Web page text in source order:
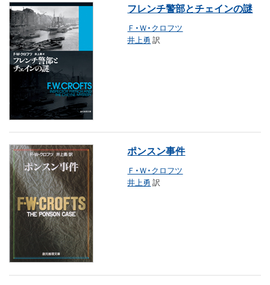
フレンチ警部とチェインの謎
Ｆ・Ｗ・クロフツ
井上勇 訳
ポンスン事件
Ｆ・Ｗ・クロフツ
井上勇 訳